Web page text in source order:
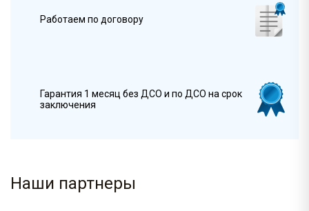
Работаем по договору
Гарантия 1 месяц без ДСО и по ДСО на срок
заключения
Наши партнеры